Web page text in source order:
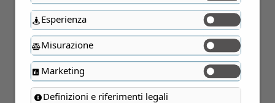
Esperienza
Misurazione
Marketing
Definizioni e riferimenti legali